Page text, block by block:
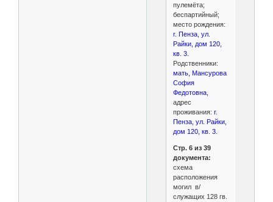
пулемёта;
беспартийный;
место рождения:
г. Пенза, ул.
Райки, дом 120,
кв. 3.
Родственники:
мать, Мансурова
София
Федотовна,
адрес
проживания: г.
Пенза, ул. Райки,
дом 120, кв. 3.
Стр. 6 из 39
документа:
схема
расположения
могил в/
служащих 128 гв.